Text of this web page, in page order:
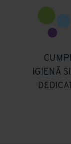
IGIENĂ